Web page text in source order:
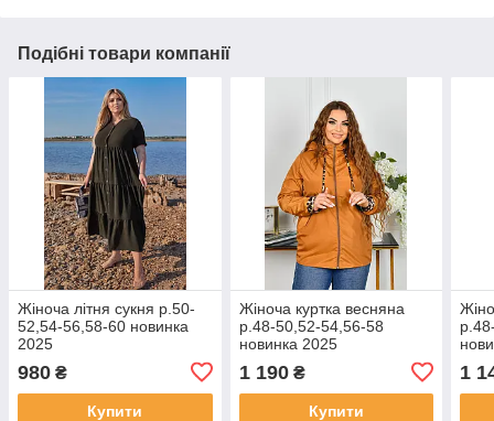
Подібні товари компанії
Жіноча літня сукня р.50-
52,54-56,58-60 новинка
2025
980 ₴
Купити
Жіноча куртка весняна
р.48-50,52-54,56-58
новинка 2025
1 190₴
Купити
1